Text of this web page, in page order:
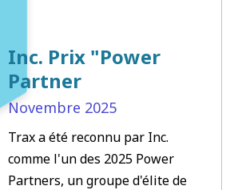
Inc. Prix "Power
Partner
Novembre 2025
Trax a été reconnu par Inc.
comme l'un des 2025 Power
Partners, un groupe d'élite de